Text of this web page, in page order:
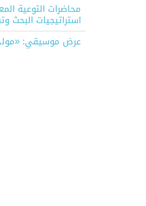
محاضرات التوعية
استراتيجيات البحث
عرض موسيقي: